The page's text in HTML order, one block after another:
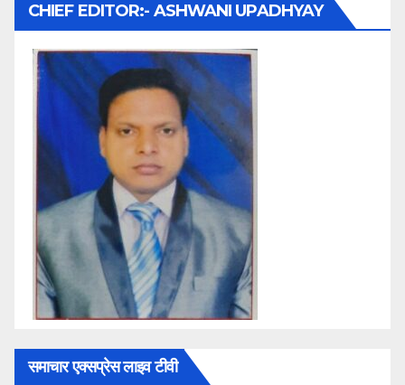
CHIEF EDITOR:- ASHWANI UPADHYAY
समाचार एक्सप्रेस लाइव टीवी